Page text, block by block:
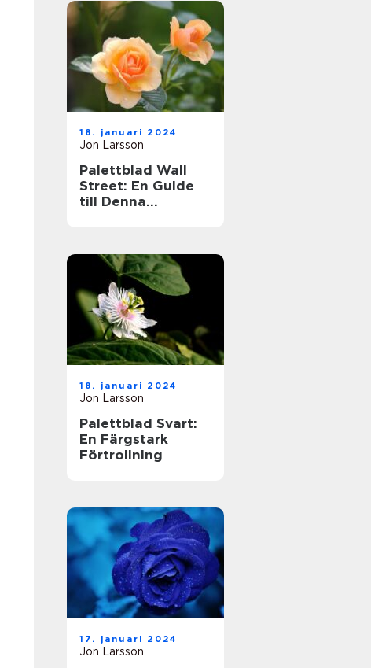
18. januari 2024
Jon Larsson
Palettblad Wall
Street: En Guide
till Denna
18. januari 2024
Jon Larsson
Palettblad Svart:
En Färgstark
Förtrollning
17. januari 2024
Jon Larsson